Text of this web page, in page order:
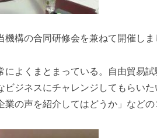
構の合同研修会を兼ねて開催しま
よくまとまっている。自由貿易
ジネスにチャレンジしてもらい
の声を紹介してはどうか」などの